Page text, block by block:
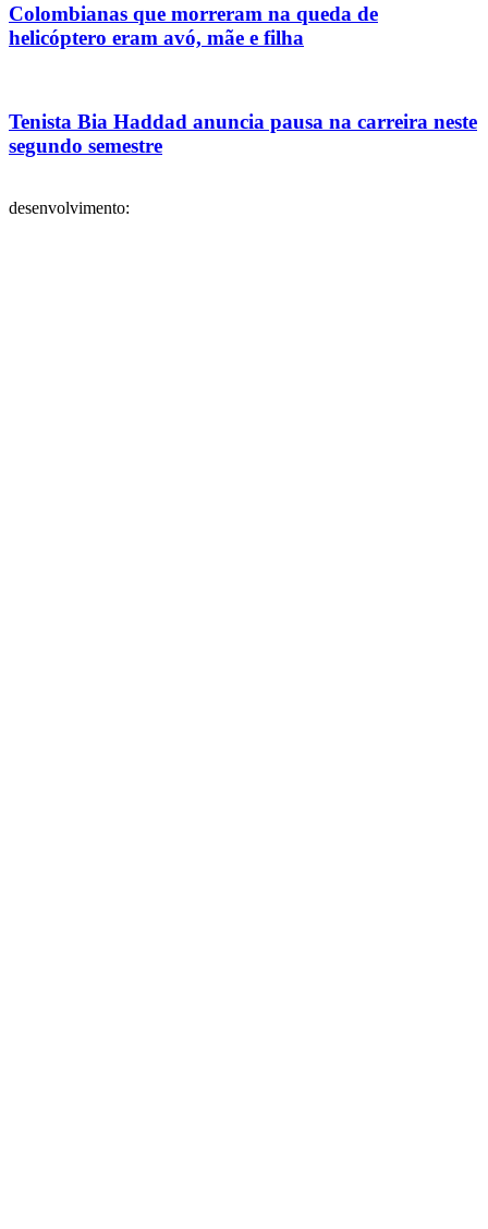
Colombianas que morreram na queda de
helicóptero eram avó, mãe e filha
Tenista Bia Haddad anuncia pausa na carreira neste
segundo semestre
desenvolvimento: